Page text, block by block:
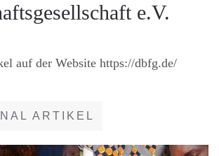
e.V.
auf der Website https://dbfg.de/
ARTIKEL